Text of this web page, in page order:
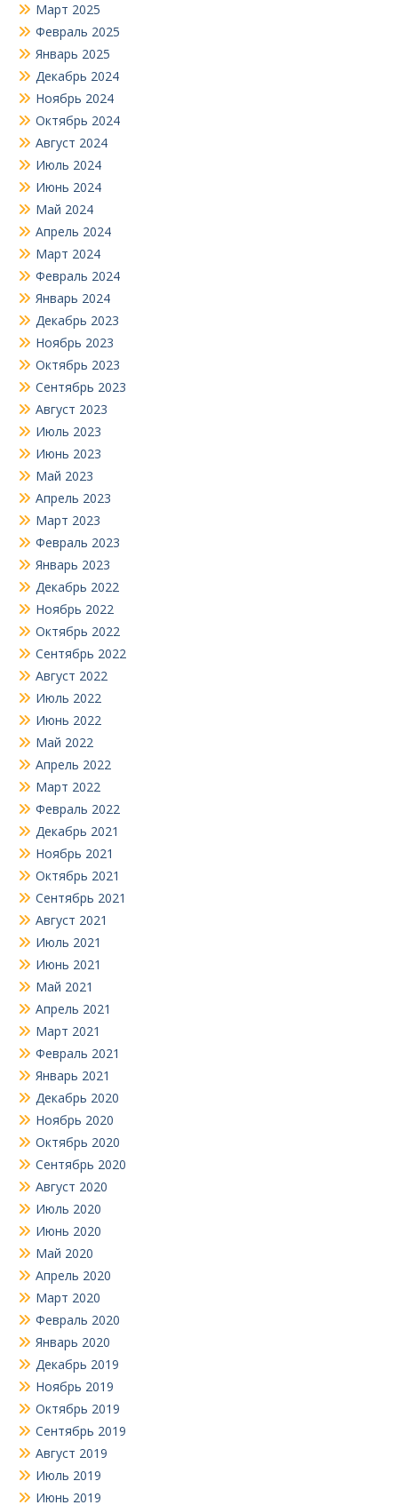
Март 2025
Февраль 2025
Январь 2025
Декабрь 2024
Ноябрь 2024
Октябрь 2024
Август 2024
Июль 2024
Июнь 2024
Май 2024
Апрель 2024
Март 2024
Февраль 2024
Январь 2024
Декабрь 2023
Ноябрь 2023
Октябрь 2023
Сентябрь 2023
Август 2023
Июль 2023
Июнь 2023
Май 2023
Апрель 2023
Март 2023
Февраль 2023
Январь 2023
Декабрь 2022
Ноябрь 2022
Октябрь 2022
Сентябрь 2022
Август 2022
Июль 2022
Июнь 2022
Май 2022
Апрель 2022
Март 2022
Февраль 2022
Декабрь 2021
Ноябрь 2021
Октябрь 2021
Сентябрь 2021
Август 2021
Июль 2021
Июнь 2021
Май 2021
Апрель 2021
Март 2021
Февраль 2021
Январь 2021
Декабрь 2020
Ноябрь 2020
Октябрь 2020
Сентябрь 2020
Август 2020
Июль 2020
Июнь 2020
Май 2020
Апрель 2020
Март 2020
Февраль 2020
Январь 2020
Декабрь 2019
Ноябрь 2019
Октябрь 2019
Сентябрь 2019
Август 2019
Июль 2019
Июнь 2019